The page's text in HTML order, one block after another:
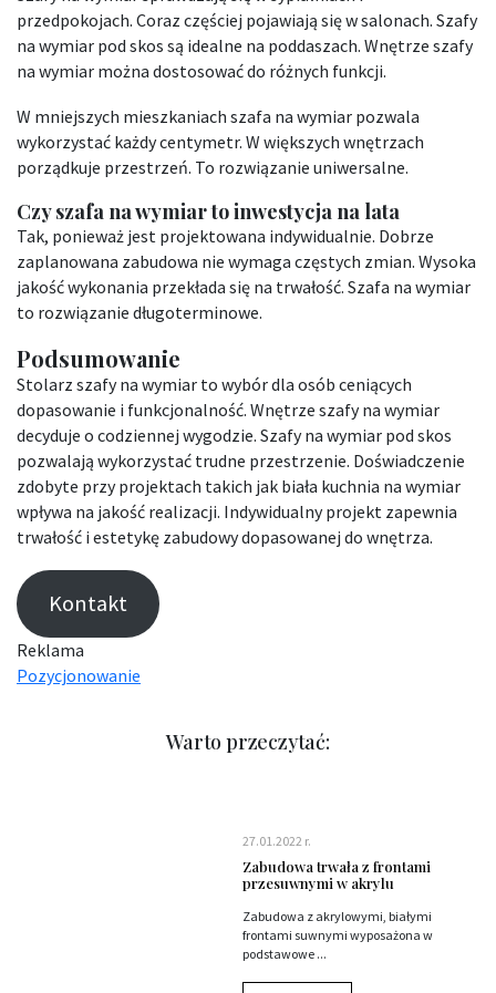
przedpokojach. Coraz częściej pojawiają się w salonach. Szafy
na wymiar pod skos są idealne na poddaszach. Wnętrze szafy
na wymiar można dostosować do różnych funkcji.
W mniejszych mieszkaniach szafa na wymiar pozwala
wykorzystać każdy centymetr. W większych wnętrzach
porządkuje przestrzeń. To rozwiązanie uniwersalne.
Czy szafa na wymiar to inwestycja na lata
Tak, ponieważ jest projektowana indywidualnie. Dobrze
zaplanowana zabudowa nie wymaga częstych zmian. Wysoka
jakość wykonania przekłada się na trwałość. Szafa na wymiar
to rozwiązanie długoterminowe.
Podsumowanie
Stolarz szafy na wymiar to wybór dla osób ceniących
dopasowanie i funkcjonalność. Wnętrze szafy na wymiar
decyduje o codziennej wygodzie. Szafy na wymiar pod skos
pozwalają wykorzystać trudne przestrzenie. Doświadczenie
zdobyte przy projektach takich jak biała kuchnia na wymiar
wpływa na jakość realizacji. Indywidualny projekt zapewnia
trwałość i estetykę zabudowy dopasowanej do wnętrza.
Kontakt
Reklama
Pozycjonowanie
Warto przeczytać:
27.01.2022 r.
Zabudowa trwała z frontami
przesuwnymi w akrylu
Zabudowa z akrylowymi, białymi
frontami suwnymi wyposażona w
podstawowe ...